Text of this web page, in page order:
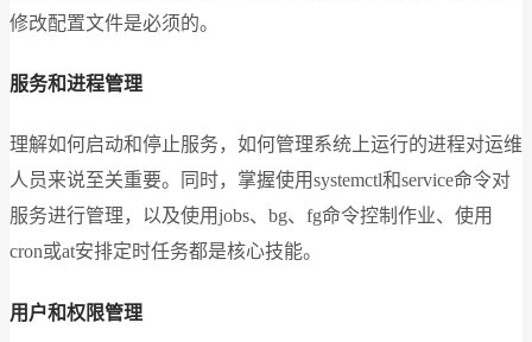
修改配置文件是必须的。
服务和进程管理
理解如何启动和停止服务，如何管理系统上运行的进程对运维
人员来说至关重要。同时，掌握使用systemctl和service命令对
服务进行管理，以及使用jobs、bg、fg命令控制作业、使用
cron或at安排定时任务都是核心技能。
用户和权限管理